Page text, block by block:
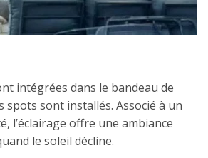
intégrées dans le bandeau de
sont installés. Associé à un
l’éclairage offre une ambiance
le soleil décline.